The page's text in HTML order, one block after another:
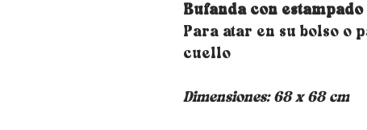
Bufanda con
Para atar en su bolso o
cuello
Dimensiones: 68 x 68 cm